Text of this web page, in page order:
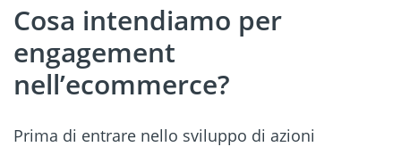
Cosa intendiamo per
engagement
nell’ecommerce?
Prima di entrare nello sviluppo di azioni